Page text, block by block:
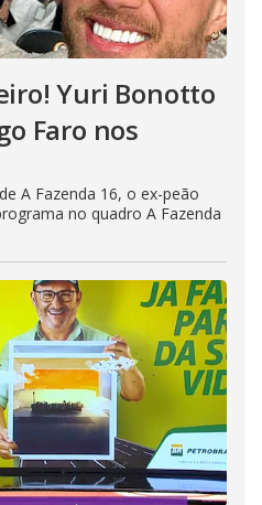
Yuri Bonotto
Faro nos
A Fazenda 16, o ex-peão
no quadro A Fazenda